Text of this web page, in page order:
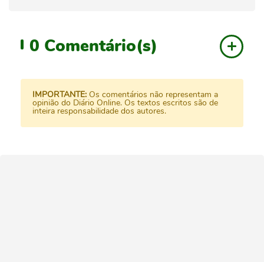
0 Comentário(s)
IMPORTANTE: Os comentários não representam a
opinião do Diário Online. Os textos escritos são de
inteira responsabilidade dos autores.